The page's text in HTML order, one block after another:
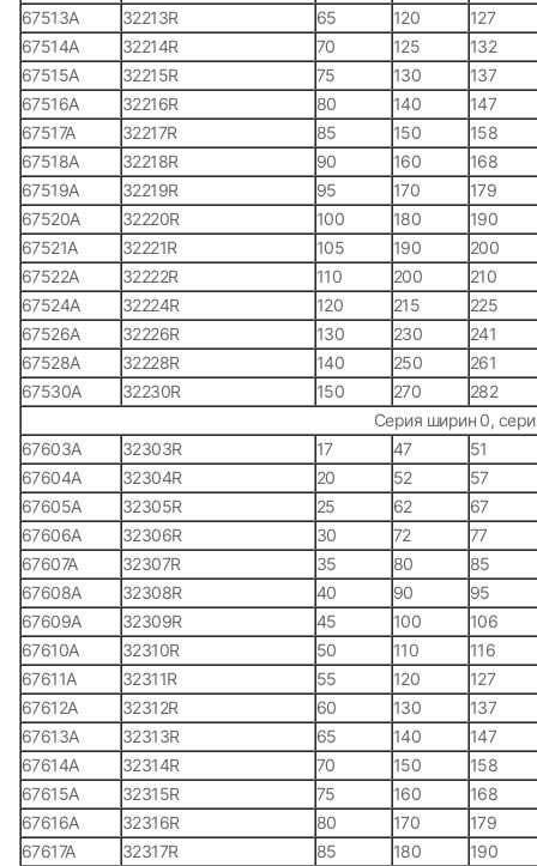
67513А
32213R 65 120
127
67514А
32214R 70 125
132
67515А
32215R 75 130
137
67516А
32216R 80 140
147
67517А
32217R 85 150
158
67518А
32218R 90 160
168
67519А
32219R 95 170
179
67520А
32220R 100 180
190
67521А
32221R 105 190
200
67522А
32222R 110 200
210
67524А
32224R 120 215
225
67526А
32226R 130 230
241
67528А
32228R 140 250
261
67530А
32230R 150 270
282
Серия ширин 0,
67603А
32303R 17 47
51
67604А
32304R 20 52
57
67605А
32305R 25 62
67
67606А
32306R 30 72
77
67607А
32307R 35 80
85
67608А
32308R 40 90
95
67609А
32309R 45 100
106
67610А
32310R 50 110
116
67611А
32311R 55 120
127
67612А
32312R 60 130
137
67613А
32313R 65 140
147
67614А
32314R 70 150
158
67615А
32315R 75 160
168
67616А
32316R 80 170
179
67617А
32317R 85 180
190